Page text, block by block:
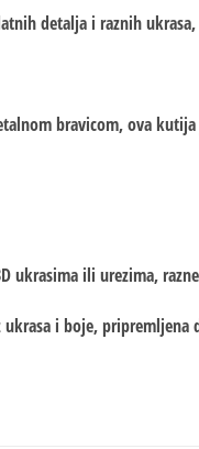
detalja i raznih
bravicom, ova
ukrasima ili urezima,
i boje, pripremljena